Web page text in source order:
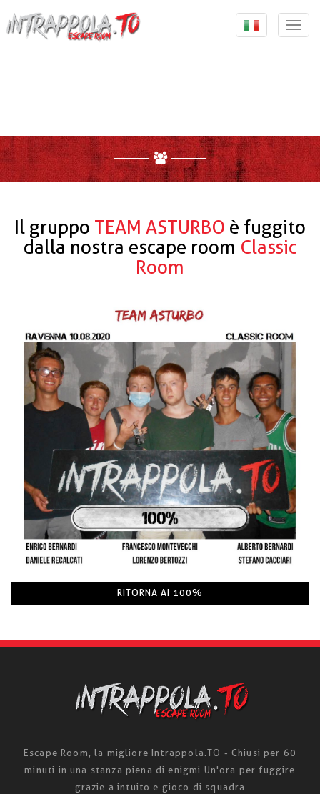
"Organization", "url": "https://intrappola.to", "logo":
"https://intrappola.to/assets/img/
Il gruppo TEAM ASTURBO è fuggito
dalla nostra escape room Classic
Room
RITORNA AI 100%
Escape Room, la migliore Intrappola.TO - Chiusi per 60
minuti in una stanza piena di enigmi Un'ora per fuggire
grazie a intuito e gioco di squadra